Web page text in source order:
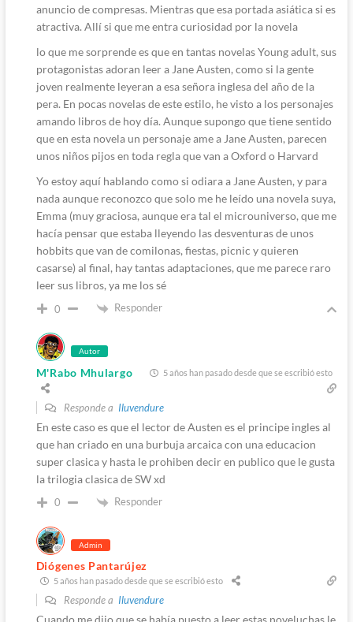
anuncio de compresas. Mientras que esa portada asiática si es
atractiva. Allí si que me entra curiosidad por la novela
lo que me sorprende es que en tantas novelas Young adult, sus
protagonistas adoran leer a Jane Austen, como si la gente
joven realmente leyeran a esa señora inglesa del año de la
pera. En pocas novelas de este estilo, he visto a los personajes
amando libros de hoy día. Aunque supongo que tiene sentido
que en esta novela un personaje ame a Jane Austen, parecen
unos niños pijos en toda regla que van a Oxford o Harvard
Yo estoy aquí hablando como si odiara a Jane Austen, y para
nada aunque reconozco que solo me he leído una novela suya,
Emma (muy graciosa, aunque era tal el microuniverso, que me
hacía pensar que estaba lleyendo las desventuras de unos
hobbits que van de comilonas, fiestas, picnic y quieren
casarse) al final, hay tantas adaptaciones, que me parece raro
leer sus libros, ya me los sé
0 Responder
Autor
M'Rabo Mhulargo 5 años han pasado desde que se escribió esto
Responde a Iluvendure
En este caso es que el lector de Austen es el principe ingles al
que han criado en una burbuja arcaica con una educacion
super clasica y hasta le prohiben decir en publico que le gusta
la trilogia clasica de SW xd
0 Responder
Admin
Diógenes Pantarújez
5 años han pasado desde que se escribió esto
Responde a Iluvendure
Cuando me dijo que se había puesto a leer estas noveluchas le